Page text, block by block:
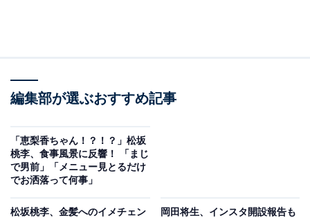
編集部が選ぶおすすめ記事
「恵梨香ちゃん！？！？」松坂
桃李、食事風景に反響！ 「まじ
で男前」「メニュー見とるだけ
でお洒落って何事」
松坂桃李、金髪へのイメチェン
岡田将生、インスタ開設報告も